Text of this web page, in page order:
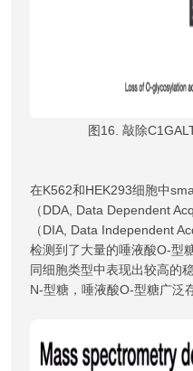
图16. 敲除
在K562和HEK293细胞中
（DDA, Data Dependent
（DIA, Data Independent
检测到了大量的唾液酸O-型
同细胞类型中表现出较高的
N-型糖，唾液酸O-型糖广泛